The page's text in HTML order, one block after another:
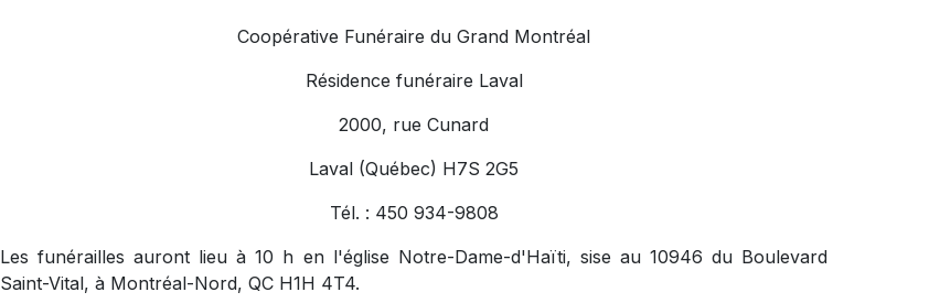
Coopérative Funéraire du Grand Montréal
Résidence funéraire Laval
2000, rue Cunard
Laval (Québec) H7S 2G5
Tél. : 450 934-9808
Les funérailles auront lieu à 10 h en l'église Notre-Dame-d'Haïti, sise au 10946 du Boulevard
Saint-Vital, à Montréal-Nord, QC H1H 4T4.